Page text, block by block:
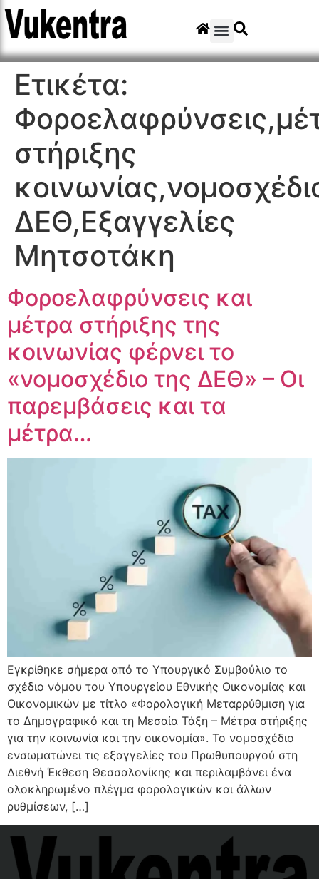
Ετικέτα:
στήριξης
ΔΕΘ,Εξαγγελίες
Μητσοτάκη
Φοροελαφρύνσεις και
μέτρα στήριξης της
κοινωνίας φέρνει το
«νομοσχέδιο της ΔΕΘ» – Οι
παρεμβάσεις και τα
μέτρα…
Εγκρίθηκε σήμερα από το Υπουργικό Συμβούλιο το
σχέδιο νόμου του Υπουργείου Εθνικής Οικονομίας και
Οικονομικών με τίτλο «Φορολογική Μεταρρύθμιση για
το Δημογραφικό και τη Μεσαία Τάξη – Μέτρα στήριξης
για την κοινωνία και την οικονομία». Το νομοσχέδιο
ενσωματώνει τις εξαγγελίες του Πρωθυπουργού στη
Διεθνή Έκθεση Θεσσαλονίκης και περιλαμβάνει ένα
ολοκληρωμένο πλέγμα φορολογικών και άλλων
ρυθμίσεων, […]